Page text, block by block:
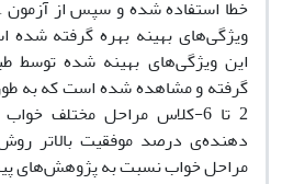
ویژگی‌های بهینه بهره گرفته شده
گرفته و مشاهده شده است که به
دهنده‌ی درصد موفقیت بالاتر
مراحل خواب نسبت به پژوهش‌های